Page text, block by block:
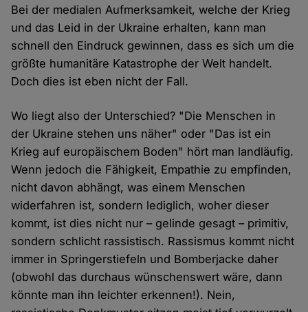
Bei der medialen Aufmerksamkeit, welche der Krieg
und das Leid in der Ukraine erhalten, kann man
schnell den Eindruck gewinnen, dass es sich um die
größte humanitäre Katastrophe der Welt handelt.
Doch dies ist eben nicht der Fall.
Wo liegt also der Unterschied? "Die Menschen in
der Ukraine stehen uns näher" oder "Das ist ein
Krieg auf europäischem Boden" hört man landläufig.
Wenn jedoch die Fähigkeit, Empathie zu empfinden,
nicht davon abhängt, was einem Menschen
widerfahren ist, sondern lediglich, woher dieser
kommt, ist dies nicht nur – gelinde gesagt – primitiv,
sondern schlicht rassistisch. Rassismus kommt nicht
immer in Springerstiefeln und Bomberjacke daher
(obwohl das durchaus wünschenswert wäre, dann
könnte man ihn leichter erkennen!). Nein,